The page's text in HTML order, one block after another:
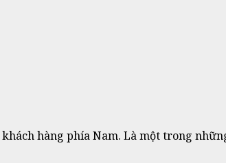
hàng phía Nam. Là một trong